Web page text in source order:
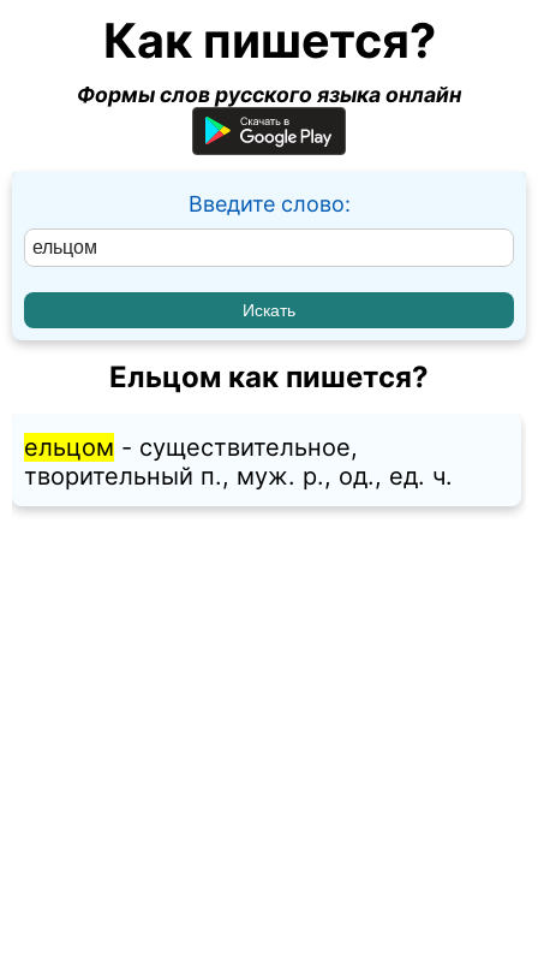
Как пишется?
Формы слов русского языка онлайн
Введите слово:
Ельцом как пишется?
ельцом - существительное,
творительный п., муж. p., од., ед. ч.